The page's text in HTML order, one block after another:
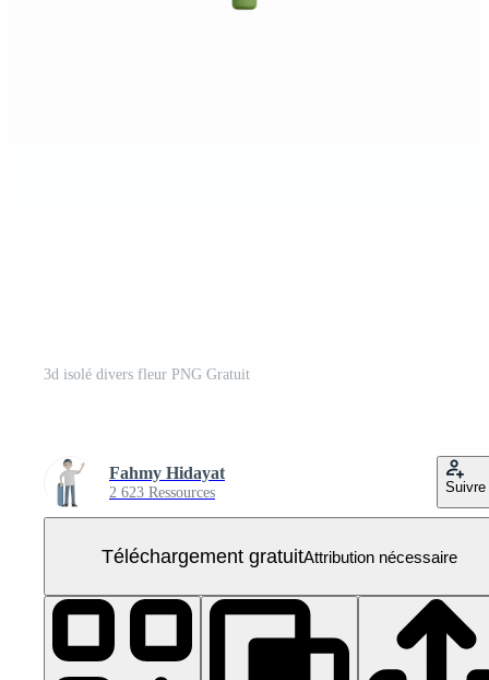
3d isolé divers fleur PNG Gratuit
Fahmy Hidayat
2 623 Ressources Suivre
Téléchargement gratuitAttribution nécessaire